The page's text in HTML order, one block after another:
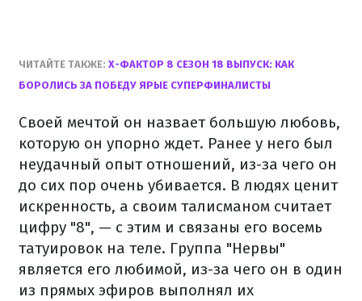
ЧИТАЙТЕ ТАКЖЕ: Х-ФАКТОР 8 СЕЗОН 18 ВЫПУСК: КАК
БОРОЛИСЬ ЗА ПОБЕДУ ЯРЫЕ СУПЕРФИНАЛИСТЫ
Своей мечтой он назвает большую любовь,
которую он упорно ждет. Ранее у него был
неудачный опыт отношений, из-за чего он
до сих пор очень убивается. В людях ценит
искренность, а своим талисманом считает
цифру "8", — с этим и связаны его восемь
татуировок на теле. Группа "Нервы"
является его любимой, из-за чего он в один
из прямых эфиров выполнял их